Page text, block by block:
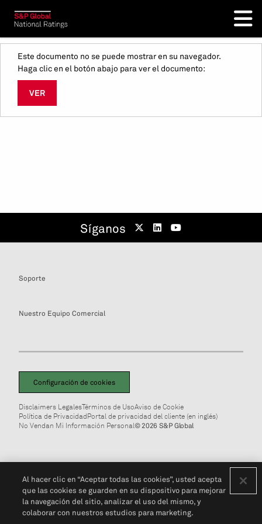
Este documento no se puede mostrar en su navegador.
Haga clic en el botón abajo para ver el documento:
VER
Síganos
Soporte
Nuestro Equipo Comercial
Configuración de cookies
Disclaimers LegalesTérminos de UsoAviso de Cookie
Política de PrivacidadPortal de privacidad del cliente (en inglés)
No Vendan Mi Información Personal© 2026 S&P Global
Al hacer clic en “Aceptar todas las cookies”, usted acepta
que las cookies se guarden en su dispositivo para mejorar
la navegación del sitio, analizar el uso del mismo, y
colaborar con nuestros estudios para marketing.